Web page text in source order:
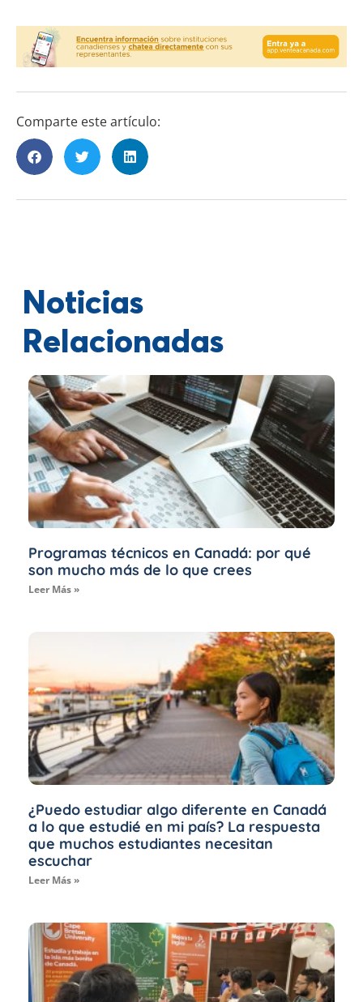
Comparte este artículo:
Noticias
Relacionadas
Programas técnicos en Canadá: por qué
son mucho más de lo que crees
Leer Más »
¿Puedo estudiar algo diferente en Canadá
a lo que estudié en mi país? La respuesta
que muchos estudiantes necesitan
escuchar
Leer Más »